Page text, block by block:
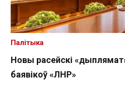
Новы расейскі
баявікоў «ЛНР»
Палітыка